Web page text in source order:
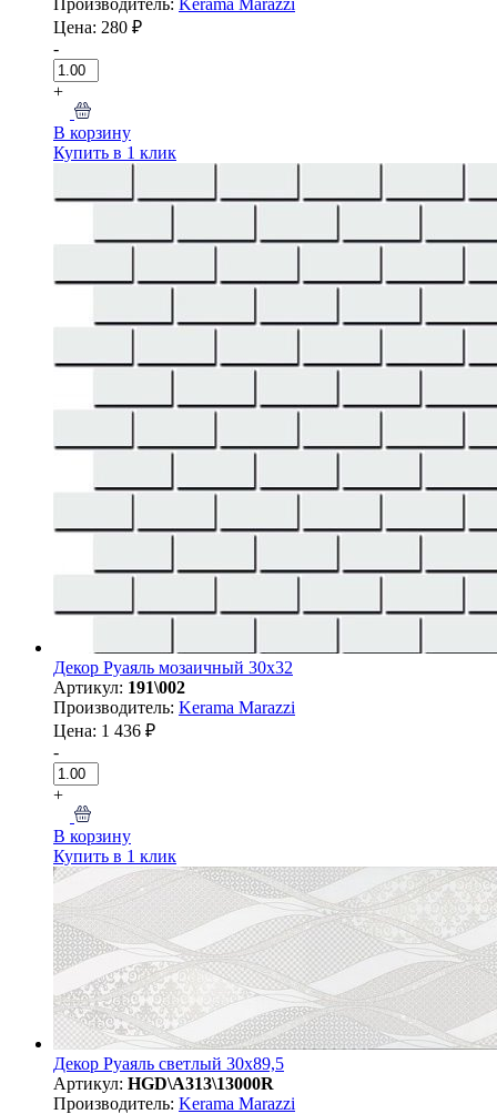
Цена: 280 ₽
-
+
В корзину
Купить в 1 клик
Декор Руаяль мозаичный 30x32
Артикул: 191\002
Производитель: Kerama Marazzi
Цена: 1 436 ₽
-
+
В корзину
Купить в 1 клик
Декор Руаяль светлый 30x89,5
Артикул: HGD\A313\13000R
Производитель: Kerama Marazzi